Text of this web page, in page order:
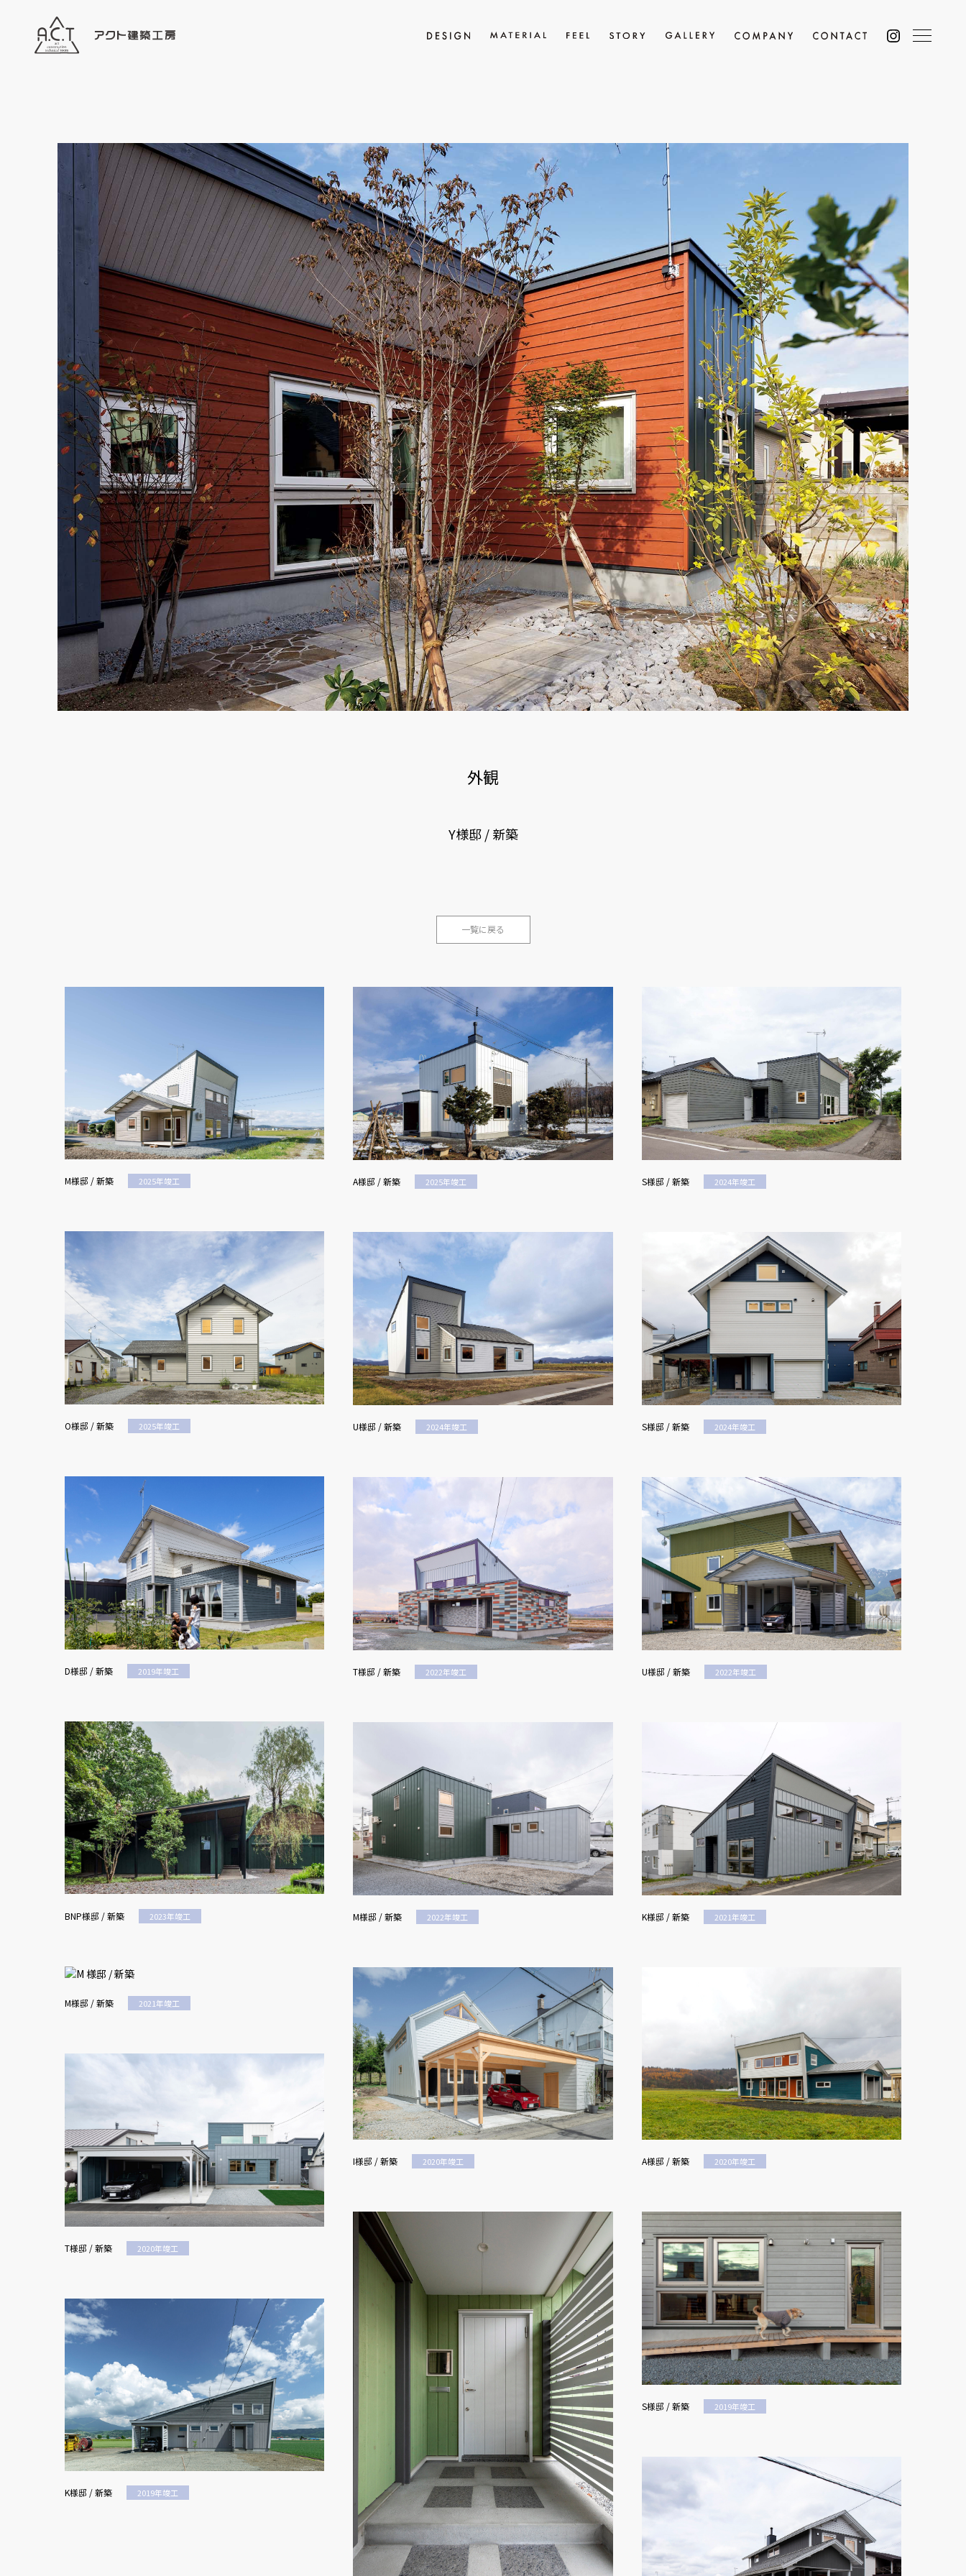
外観
Y様邸 / 新築
一覧に戻る
M様邸 / 新築 2025年竣工 A様邸 / 新築 2025年竣工 S様邸 / 新築 2024年竣工
O様邸 / 新築 2025年竣工 U様邸 / 新築 2024年竣工 S様邸 / 新築 2024年竣工
D様邸 / 新築 2019年竣工 T様邸 / 新築 2022年竣工 U様邸 / 新築 2022年竣工
BNP様邸 / 新築 2023年竣工 M様邸 / 新築 2022年竣工 K様邸 / 新築 2021年竣工
M様邸 / 新築 2021年竣工
I様邸 / 新築 2020年竣工 A様邸 / 新築 2020年竣工
T様邸 / 新築 2020年竣工
S様邸 / 新築 2019年竣工
K様邸 / 新築 2019年竣工